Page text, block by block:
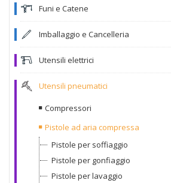
Funi e Catene
Imballaggio e Cancelleria
Utensili elettrici
Utensili pneumatici
Compressori
Pistole ad aria compressa
Pistole per soffiaggio
Pistole per gonfiaggio
Pistole per lavaggio